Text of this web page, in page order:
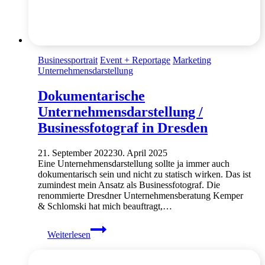
Businessportrait Event + Reportage Marketing
Unternehmensdarstellung
Dokumentarische
Unternehmensdarstellung /
Businessfotograf in Dresden
21. September 202230. April 2025
Eine Unternehmensdarstellung sollte ja immer auch
dokumentarisch sein und nicht zu statisch wirken. Das ist
zumindest mein Ansatz als Businessfotograf. Die
renommierte Dresdner Unternehmensberatung Kemper
& Schlomski hat mich beauftragt,…
Weiterlesen
Dokumentarische
Unternehmensdarstellung